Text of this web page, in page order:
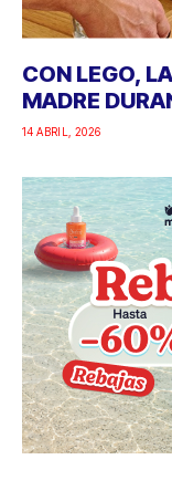
CON LEGO,
MADRE
14 ABRIL, 2026